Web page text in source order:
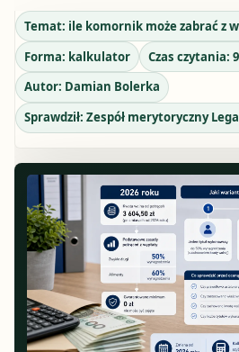
Temat: ile komornik może zabrać z
Forma: kalkulator Czas czytania: 9
Autor: Damian Bolerka
Sprawdził: Zespół merytoryczny